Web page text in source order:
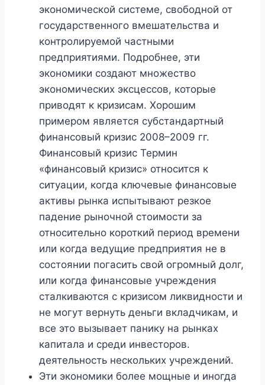
экономической системе, свободной от
государственного вмешательства и
контролируемой частными
предприятиями. Подробнее, эти
экономики создают множество
экономических эксцессов, которые
приводят к кризисам. Хорошим
примером является субстандартный
финансовый кризис 2008–2009 гг.
Финансовый кризис Термин
«финансовый кризис» относится к
ситуации, когда ключевые финансовые
активы рынка испытывают резкое
падение рыночной стоимости за
относительно короткий период времени
или когда ведущие предприятия не в
состоянии погасить свой огромный долг,
или когда финансовые учреждения
сталкиваются с кризисом ликвидности и
не могут вернуть деньги вкладчикам, и
все это вызывает панику на рынках
капитала и среди инвесторов.
деятельность нескольких учреждений.
Эти экономики более мощные и иногда